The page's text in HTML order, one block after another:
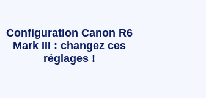
Configuration Canon R6
Mark III : changez ces
réglages !